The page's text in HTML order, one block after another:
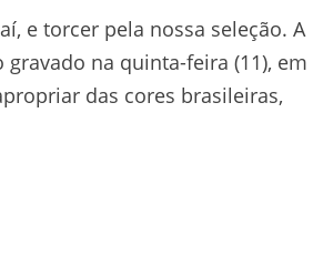
e torcer pela nossa seleção. A
na quinta-feira (11), em
das cores brasileiras,